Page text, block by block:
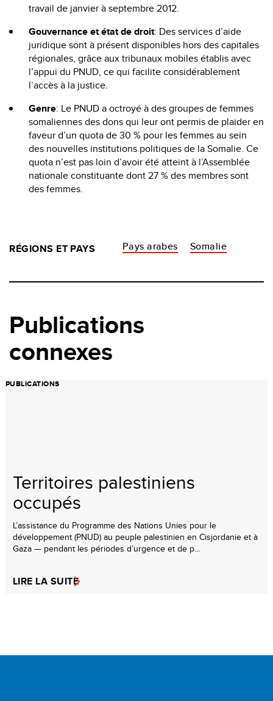
travail de janvier à septembre 2012.
Gouvernance et état de droit: Des services d’aide
juridique sont à présent disponibles hors des capitales
régionales, grâce aux tribunaux mobiles établis avec
l’appui du PNUD, ce qui facilite considérablement
l’accès à la justice.
Genre: Le PNUD a octroyé à des groupes de femmes
somaliennes des dons qui leur ont permis de plaider en
faveur d’un quota de 30 % pour les femmes au sein
des nouvelles institutions politiques de la Somalie. Ce
quota n’est pas loin d’avoir été atteint à l’Assemblée
nationale constituante dont 27 % des membres sont
des femmes.
RÉGIONS ET PAYS Pays arabes Somalie
Publications
connexes
PUBLICATIONS
Territoires palestiniens
occupés
L’assistance du Programme des Nations Unies pour le
développement (PNUD) au peuple palestinien en Cisjordanie et à
Gaza — pendant les périodes d’urgence et de p...
LIRE LA SUITE